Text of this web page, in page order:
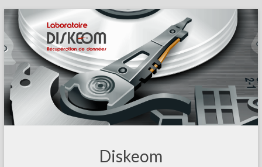
Skip
to
content
Diskeom